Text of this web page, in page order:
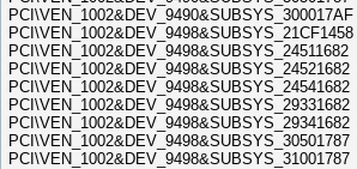
PCI\VEN_1002&DEV_9490&SUBSYS_300017AF
PCI\VEN_1002&DEV_9498&SUBSYS_21CF1458
PCI\VEN_1002&DEV_9498&SUBSYS_24511682
PCI\VEN_1002&DEV_9498&SUBSYS_24521682
PCI\VEN_1002&DEV_9498&SUBSYS_24541682
PCI\VEN_1002&DEV_9498&SUBSYS_29331682
PCI\VEN_1002&DEV_9498&SUBSYS_29341682
PCI\VEN_1002&DEV_9498&SUBSYS_30501787
PCI\VEN_1002&DEV_9498&SUBSYS_31001787